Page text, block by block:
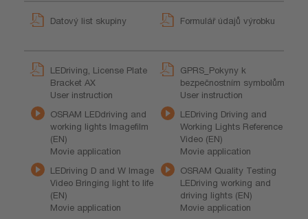
Datový list skupiny Formulář údajů výrobku
LEDriving, License Plate
Bracket AX
User instruction
GPRS_Pokyny k
bezpečnostním symbolům
User instruction
OSRAM LEDdriving and
working lights Imagefilm
(EN)
Movie application
LEDriving Driving and
Working Lights Reference
Video (EN)
Movie application
LEDriving D and W Image
Video Bringing light to life
(EN)
Movie application
OSRAM Quality Testing
LEDriving working and
driving lights (EN)
Movie application